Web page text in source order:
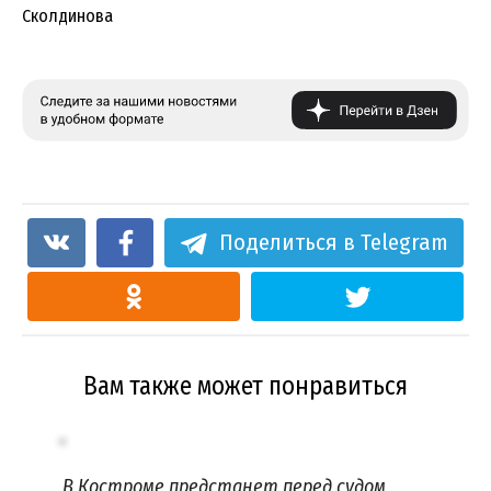
Сколдинова
Поделиться в Telegram
Вам также может понравиться